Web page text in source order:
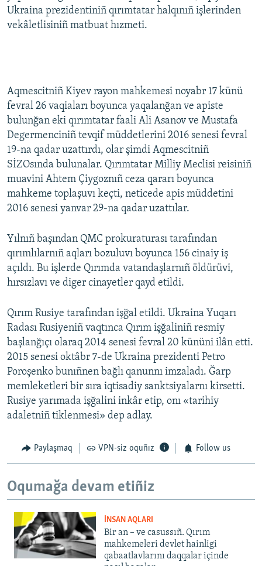
Ukraina prezidentiniñ qırımtatar halqınıñ işlerinden
vekâletlisiniñ matbuat hızmeti.
Aqmescitniñ Kiyev rayon mahkemesi noyabr 17 künü
fevral 26 vaqiaları boyunca yaqalanğan ve apiste
bulunğan eki qırımtatar faali Ali Asanov ve Mustafa
Degermenciniñ tevqif müddetlerini 2016 senesi fevral
19-na qadar uzattırdı, olar şimdi Aqmescitniñ
SİZOsında bulunalar. Qırımtatar Milliy Meclisi reisiniñ
muavini Ahtem Çiygoznıñ ceza qararı boyunca
mahkeme toplaşuvı keçti, neticede apis müddetini
2016 senesi yanvar 29-na qadar uzattılar.
Yılnıñ başından QMC prokuraturası tarafından
qırımlılarnıñ aqları bozuluvı boyunca 156 cinaiy iş
açıldı. Bu işlerde Qırımda vatandaşlarnıñ öldürüvi,
hırsızlavı ve diger cinayetler qayd etildi.
Qırım Rusiye tarafından işğal etildi. Ukraina Yuqarı
Radası Rusiyeniñ vaqtınca Qırım işğaliniñ resmiy
başlanğıçı olaraq 2014 senesi fevral 20 kününi ilân etti.
2015 senesi oktâbr 7-de Ukraina prezidenti Petro
Poroşenko bunıñnen bağlı qanunnı imzaladı. Ğarp
memleketleri bir sıra iqtisadiy sanktsiyalarnı kirsetti.
Rusiye yarımada işğalini inkâr etip, onı «tarihiy
adaletniñ tiklenmesi» dep adlay.
Paylaşmaq VPN-siz oquñız Follow us
Oqumağa devam etiñiz
İNSAN AQLARI
Bir an – ve casussıñ. Qırım
mahkemeleri devlet hainligi
qabaatlavlarını daqqalar içinde